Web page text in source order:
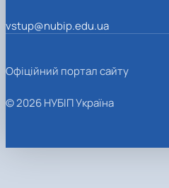
vstup@nubip.edu.ua
Офіційний портал сайту
© 2026 НУБІП Україна